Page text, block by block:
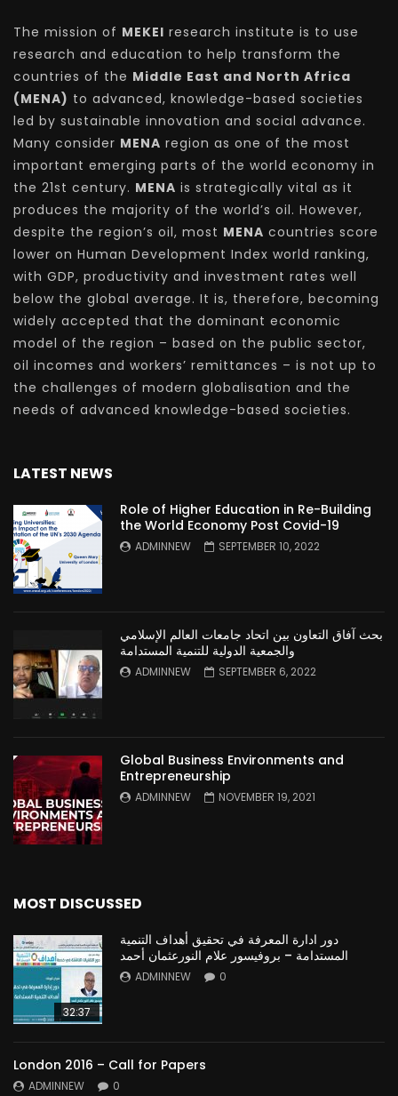
The mission of MEKEI research institute is to use
research and education to help transform the
countries of the Middle East and North Africa
(MENA) to advanced, knowledge-based societies
led by sustainable innovation and social advance.
Many consider MENA region as one of the most
important emerging parts of the world economy in
the 21st century. MENA is strategically vital as it
produces the majority of the world’s oil. However,
despite the region’s oil, most MENA countries score
lower on Human Development Index world ranking,
with GDP, productivity and investment rates well
below the global average. It is, therefore, becoming
widely accepted that the dominant economic
model of the region – based on the public sector,
oil incomes and workers’ remittances – is not up to
the challenges of modern globalisation and the
needs of advanced knowledge-based societies.
LATEST NEWS
Role of Higher Education in Re-Building
the World Economy Post Covid-19
ADMINNEW SEPTEMBER 10, 2022
بحث آفاق التعاون بين اتحاد جامعات العالم الإسلامي
والجمعية الدولية للتنمية المستدامة
ADMINNEW SEPTEMBER 6, 2022
Global Business Environments and
Entrepreneurship
ADMINNEW NOVEMBER 19, 2021
MOST DISCUSSED
32:37
دور ادارة المعرفة في تحقيق أهداف التنمية
المستدامة – بروفيسور علام النورعثمان أحمد
ADMINNEW 0
London 2016 – Call for Papers
ADMINNEW 0